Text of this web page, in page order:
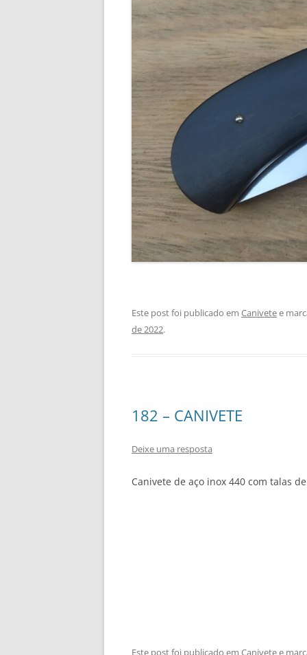
Este post foi publicado em Canivetee
de 2022.
182 – CANIVETE
Deixe uma resposta
Canivete de aço inox 440 com talas